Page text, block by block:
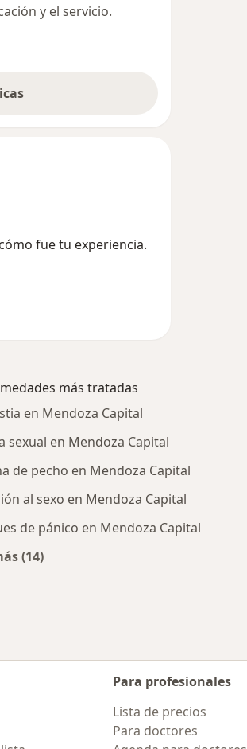
y el servicio.
fue tu experiencia.
más tratadas
en Mendoza Capital
sexual en Mendoza Capital
de pecho en Mendoza Capital
al sexo en Mendoza Capital
de pánico en Mendoza Capital
(14)
Para profesionales
Lista de precios
Para doctores